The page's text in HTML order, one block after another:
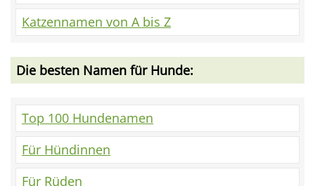
Katzennamen von A bis Z
Die besten Namen für Hunde:
Top 100 Hundenamen
Für Hündinnen
Für Rüden